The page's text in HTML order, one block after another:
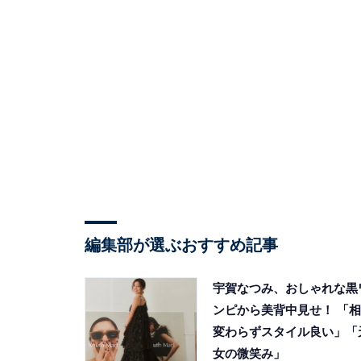
編集部が選ぶおすすめ記事
宇賀なつみ、おしゃれな黒
ンピから美背中見せ！ 「相
変わらずスタイル良い」「
女の微笑み」